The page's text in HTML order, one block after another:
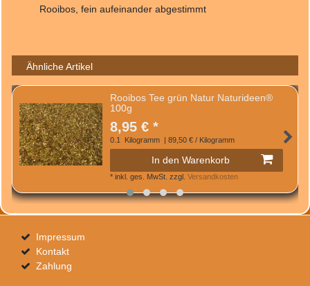
Rooibos, fein aufeinander abgestimmt
Ähnliche Artikel
Rooibos Tee grün Natur Naturideen®
100g
8,95 € *
0.1 Kilogramm | 89,50 € / Kilogramm
In den Warenkorb
* inkl. ges. MwSt. zzgl. Versandkosten
Impressum
Kontakt
Zahlung